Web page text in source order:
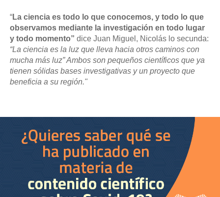
“La ciencia es todo lo que conocemos, y todo lo que
observamos mediante la investigación en todo lugar
y todo momento” dice Juan Miguel, Nicolás lo secunda:
“La ciencia es la luz que lleva hacia otros caminos con
mucha más luz” Ambos son pequeños científicos que ya
tienen sólidas bases investigativas y un proyecto que
beneficia a su región."